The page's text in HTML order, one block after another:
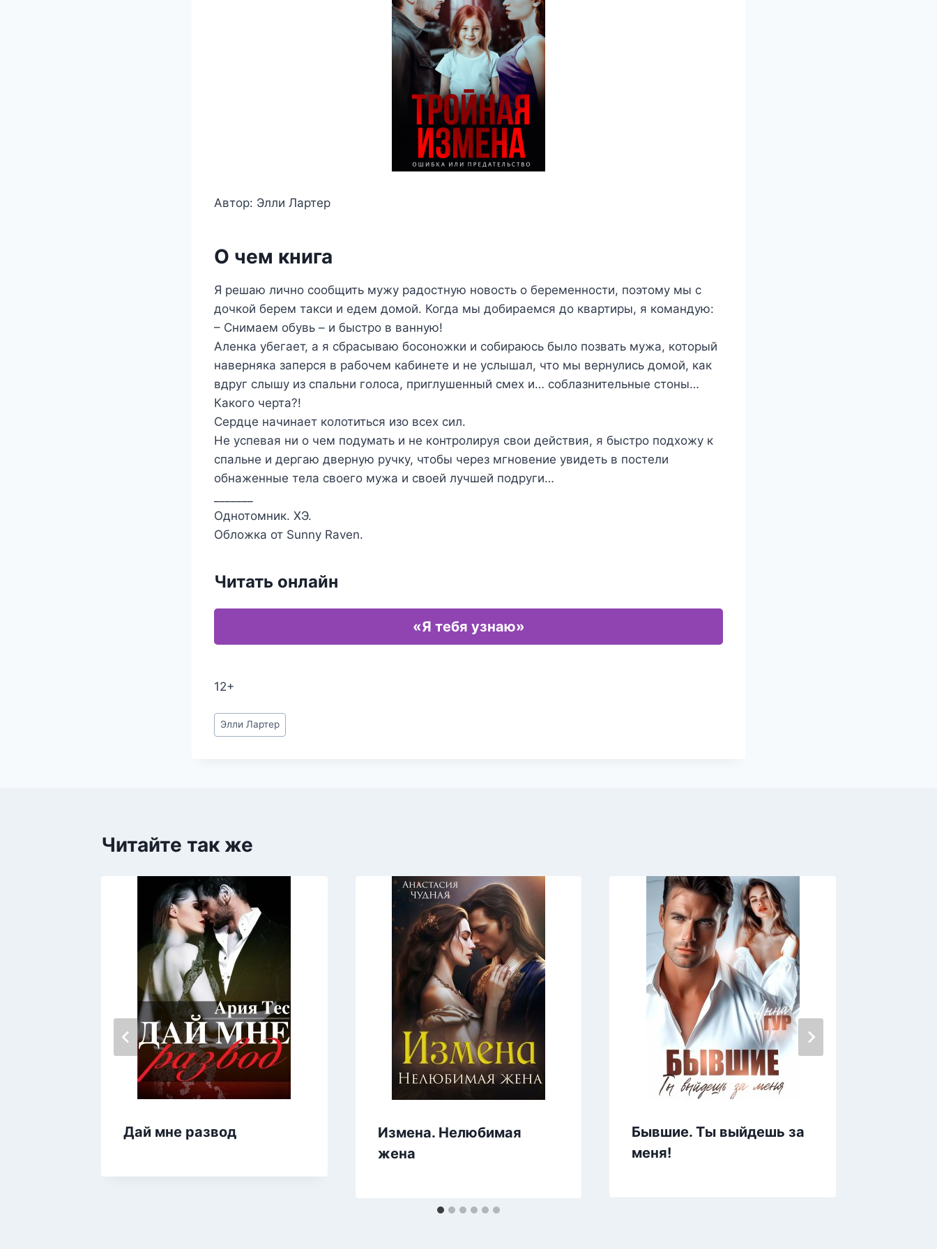
Автор: Элли Лартер
О чем книга
Я решаю лично сообщить мужу радостную новость о беременности, поэтому мы с
дочкой берем такси и едем домой. Когда мы добираемся до квартиры, я командую:
– Снимаем обувь – и быстро в ванную!
Аленка убегает, а я сбрасываю босоножки и собираюсь было позвать мужа, который
наверняка заперся в рабочем кабинете и не услышал, что мы вернулись домой, как
вдруг слышу из спальни голоса, приглушенный смех и… соблазнительные стоны…
Какого черта?!
Сердце начинает колотиться изо всех сил.
Не успевая ни о чем подумать и не контролируя свои действия, я быстро подхожу к
спальне и дергаю дверную ручку, чтобы через мгновение увидеть в постели
обнаженные тела своего мужа и своей лучшей подруги…
Однотомник. ХЭ.
Обложка от Sunny Raven.
Читать онлайн
«Я тебя узнаю»
12+
Метки
записи:
Элли Лартер
Читайте так же
Дай мне развод
Измена. Нелюбимая
жена
Бывшие. Ты выйдешь за
меня!